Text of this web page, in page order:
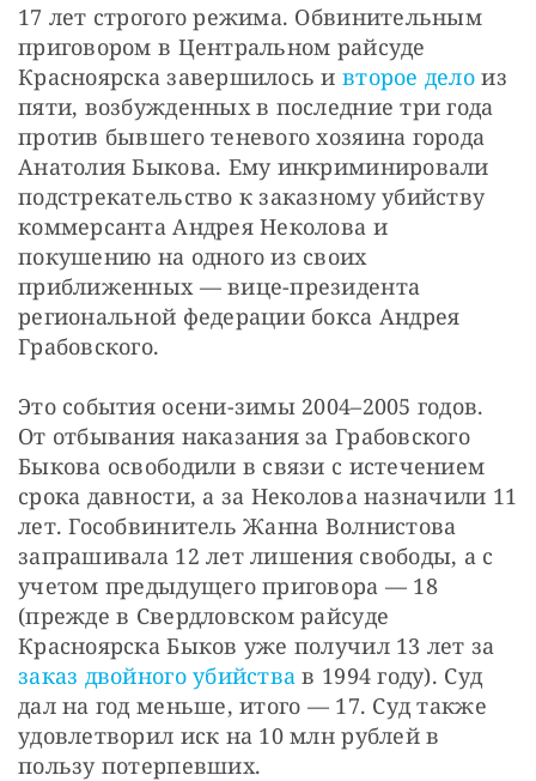
17 лет строгого режима. Обвинительным
приговором в Центральном райсуде
Красноярска завершилось и второе дело из
пяти, возбужденных в последние три года
против бывшего теневого хозяина города
Анатолия Быкова. Ему инкриминировали
подстрекательство к заказному убийству
коммерсанта Андрея Неколова и
покушению на одного из своих
приближенных — вице-президента
региональной федерации бокса Андрея
Грабовского.
Это события осени-зимы 2004–2005 годов.
От отбывания наказания за Грабовского
Быкова освободили в связи с истечением
срока давности, а за Неколова назначили 11
лет. Гособвинитель Жанна Волнистова
запрашивала 12 лет лишения свободы, а с
учетом предыдущего приговора — 18
(прежде в Свердловском райсуде
Красноярска Быков уже получил 13 лет за
заказ двойного убийства в 1994 году). Суд
дал на год меньше, итого — 17. Суд также
удовлетворил иск на 10 млн рублей в
пользу потерпевших.